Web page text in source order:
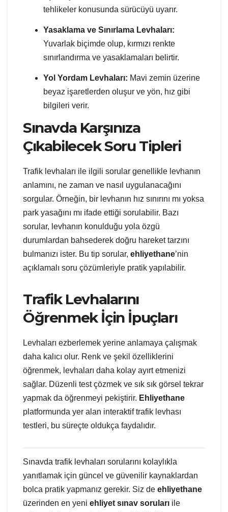
tehlikeler konusunda sürücüyü uyarır.
Yasaklama ve Sınırlama Levhaları:
Yuvarlak biçimde olup, kırmızı renkte
sınırlandırma ve yasaklamaları belirtir.
Yol Yordam Levhaları: Mavi zemin üzerine
beyaz işaretlerden oluşur ve yön, hız gibi
bilgileri verir.
Sınavda Karşınıza
Çıkabilecek Soru Tipleri
Trafik levhaları ile ilgili sorular genellikle levhanın
anlamını, ne zaman ve nasıl uygulanacağını
sorgular. Örneğin, bir levhanın hız sınırını mı yoksa
park yasağını mı ifade ettiği sorulabilir. Bazı
sorular, levhanın konulduğu yola özgü
durumlardan bahsederek doğru hareket tarzını
bulmanızı ister. Bu tip sorular, ehliyethane’nin
açıklamalı soru çözümleriyle pratik yapılabilir.
Trafik Levhalarını
Öğrenmek İçin İpuçları
Levhaları ezberlemek yerine anlamaya çalışmak
daha kalıcı olur. Renk ve şekil özelliklerini
öğrenmek, levhaları daha kolay ayırt etmenizi
sağlar. Düzenli test çözmek ve sık sık görsel tekrar
yapmak da öğrenmeyi pekiştirir. Ehliyethane
platformunda yer alan interaktif trafik levhası
testleri, bu süreçte oldukça faydalıdır.
Sınavda trafik levhaları sorularını kolaylıkla
yanıtlamak için güncel ve güvenilir kaynaklardan
bolca pratik yapmanız gerekir. Siz de ehliyethane
üzerinden en yeni ehliyet sınav soruları ile